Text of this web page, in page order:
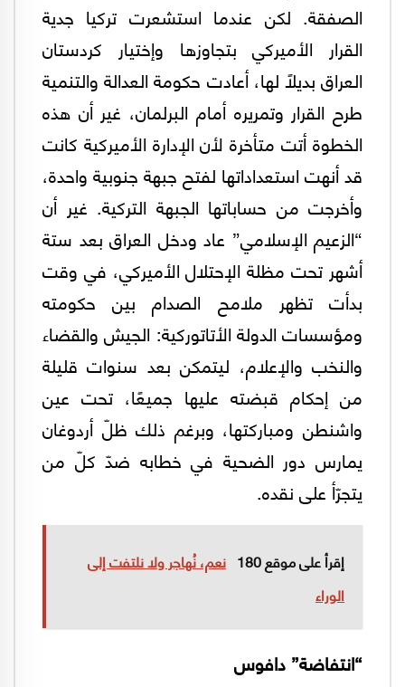
الصفقة. لكن عندما استشعرت تركيا جدية
القرار الأميركي بتجاوزها وإختيار كردستان
العراق بديلًا لها، أعادت حكومة العدالة والتنمية
طرح القرار وتمريره أمام البرلمان، غير أن هذه
الخطوة أتت متأخرة لأن الإدارة الأميركية كانت
قد أنهت استعداداتها لفتح جبهة جنوبية واحدة،
وأخرجت من حساباتها الجبهة التركية. غير أن
“الزعيم الإسلامي” عاد ودخل العراق بعد ستة
أشهر تحت مظلة الإحتلال الأميركي، في وقت
بدأت تظهر ملامح الصدام بين حكومته
ومؤسسات الدولة الأتاتوركية: الجيش والقضاء
والنخب والإعلام، ليتمكن بعد سنوات قليلة
من إحكام قبضته عليها جميعًا، تحت عين
واشنطن ومباركتها، وبرغم ذلك ظلّ أردوغان
يمارس دور الضحية في خطابه ضدّ كلّ من
يتجرّأ على نقده.
إقرأ على موقع 180
نعم، نُهاجر ولا نلتفت إلى
الوراء
“انتفاضة” دافوس